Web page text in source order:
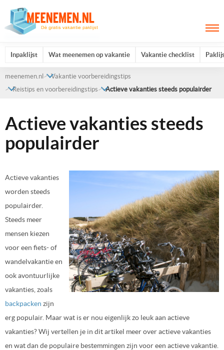
Inpaklijst Wat meenemen op vakantie Vakantie checklist
meenemen.nl
Vakantie voorbereidingstips
Reistips en voorbereidingstips
Actieve vakanties steeds populairder
Actieve vakanties steeds
populairder
Actieve vakanties
worden steeds
populairder.
Steeds meer
mensen kiezen
voor een fiets- of
wandelvakantie en
ook avontuurlijke
vakanties, zoals
backpacken zijn
erg populair. Maar wat is er nou eigenlijk zo leuk aan actieve
vakanties? Wij vertellen je in dit artikel meer over actieve vakanties
en wat dan de populaire bestemmingen zijn voor een actieve vakantie.